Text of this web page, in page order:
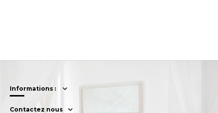
Informations :
Contactez nous